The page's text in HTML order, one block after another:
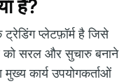
है?
प्लेटफ़ॉर्म है जिसे
को सरल और सुचारु बनाने
कार्य उपयोगकर्ताओं